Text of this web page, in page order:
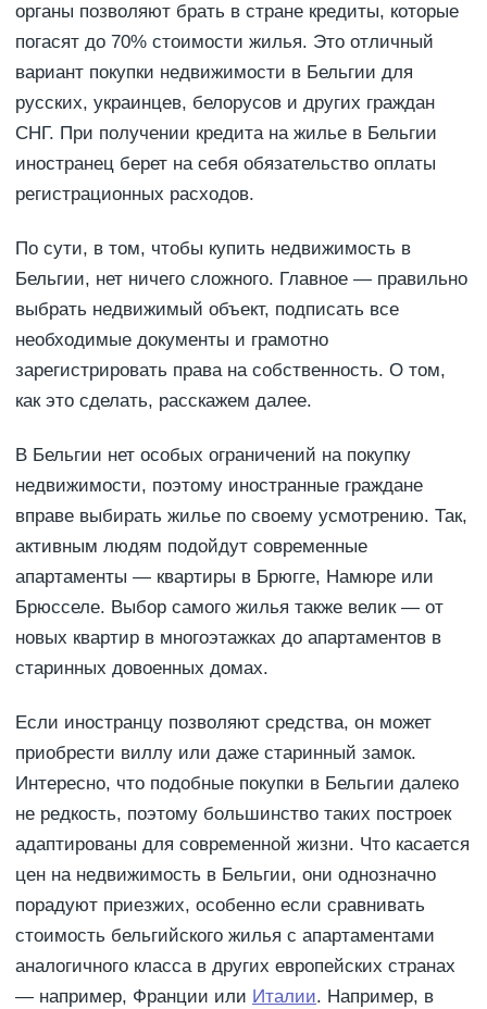
органы позволяют брать в стране кредиты, которые
погасят до 70% стоимости жилья. Это отличный
вариант покупки недвижимости в Бельгии для
русских, украинцев, белорусов и других граждан
СНГ. При получении кредита на жилье в Бельгии
иностранец берет на себя обязательство оплаты
регистрационных расходов.
По сути, в том, чтобы купить недвижимость в
Бельгии, нет ничего сложного. Главное — правильно
выбрать недвижимый объект, подписать все
необходимые документы и грамотно
зарегистрировать права на собственность. О том,
как это сделать, расскажем далее.
В Бельгии нет особых ограничений на покупку
недвижимости, поэтому иностранные граждане
вправе выбирать жилье по своему усмотрению. Так,
активным людям подойдут современные
апартаменты — квартиры в Брюгге, Намюре или
Брюсселе. Выбор самого жилья также велик — от
новых квартир в многоэтажках до апартаментов в
старинных довоенных домах.
Если иностранцу позволяют средства, он может
приобрести виллу или даже старинный замок.
Интересно, что подобные покупки в Бельгии далеко
не редкость, поэтому большинство таких построек
адаптированы для современной жизни. Что касается
цен на недвижимость в Бельгии, они однозначно
порадуют приезжих, особенно если сравнивать
стоимость бельгийского жилья с апартаментами
аналогичного класса в других европейских странах
— например, Франции или Италии. Например, в